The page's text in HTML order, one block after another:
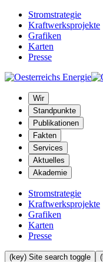
Stromstrategie
Kraftwerksprojekte
Grafiken
Karten
Presse
Wir
Standpunkte
Publikationen
Fakten
Services
Aktuelles
Akademie
Stromstrategie
Kraftwerksprojekte
Grafiken
Karten
Presse
(key) Site search toggle